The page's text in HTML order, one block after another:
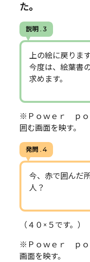
た。
説明 . 3
上の絵に戻ります
今度は、絵葉書
求めます。
※Ｐｏｗｅｒ ｐｏ
囲む画面を映す。
発問 . 4
今、赤で囲んだ
人？
（４０×５です。）
※Ｐｏｗｅｒ ｐｏ
画面を映す。